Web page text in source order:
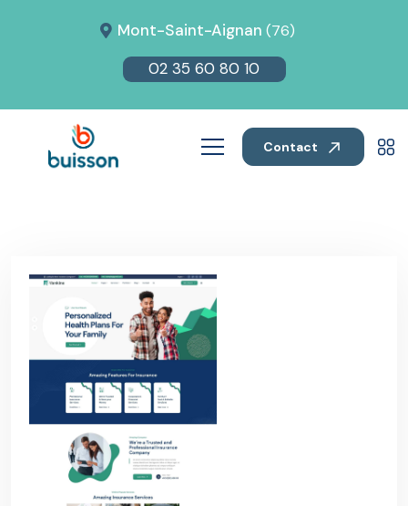
Mont-Saint-Aignan (76)
02 35 60 80 10
Contact